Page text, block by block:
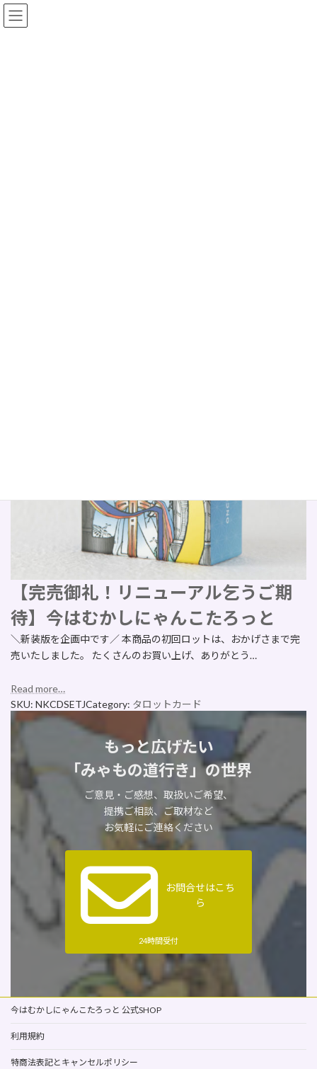
コ
ン
ナ
ビ
【完売御礼！リニューアル乞うご期
待】今はむかしにゃんこたろっと
＼新装版を企画中です／ 本商品の初回ロットは、おかげさまで完
売いたしました。 たくさんのお買い上げ、ありがとう…
Read more…
SKU: NKCDSETJCategory: タロットカード
もっと広げたい
「みゃもの道行き」の世界
ご意見・ご感想、取扱いご希望、
提携ご相談、ご取材など
お気軽にご連絡ください
お問合せはこち
ら
24時間受付
今はむかしにゃんこたろっと 公式SHOP
利用規約
特商法表記とキャンセルポリシー